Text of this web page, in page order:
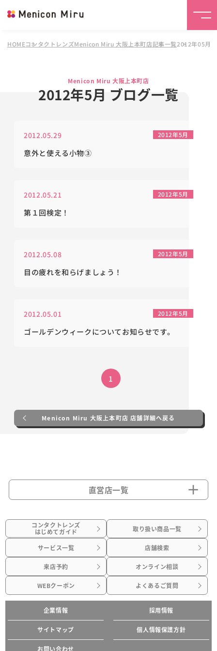
HOMEコンタクトレンズMenicon Miru 大阪上本町店記事一覧2012年05月
Menicon Miru 大阪上本町店
2012年5月 ブログ一覧
2012.05.29 2012年5月
意外と使える小物③
2012.05.21 2012年5月
第１回検定！
2012.05.08 2012年5月
目の疲れを和らげましょう！
2012.05.01 2012年5月
ゴールデンウィークについてお知らせです。
1
Menicon Miru 大阪上本町店 店舗詳細へ戻る
直営店一覧
コンタクトレンズ
はじめてガイド 取り扱い商品一覧
サービス一覧 店舗検索
来店予約 オンライン相談
WEBクーポン よくあるご質問
企業情報 採用情報
サイトマップ 個人情報保護方針
お問い合わせ